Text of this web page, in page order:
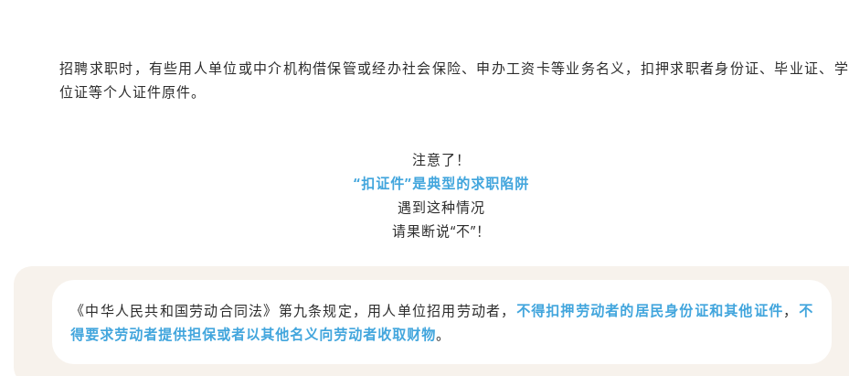
招聘求职时，有些用人单位或中介机构借保管或经办社会保险、申办工资卡等业务名义，扣押求职者身份证、毕业证、学
位证等个人证件原件。
注意了！
“扣证件”是典型的求职陷阱
遇到这种情况
请果断说“不”！
《中华人民共和国劳动合同法》第九条规定，用人单位招用劳动者， 不得扣押劳动者的居民身份证和其他证件， 不
得要求劳动者提供担保或者以其他名义向劳动者收取财物。